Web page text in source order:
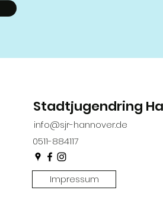
Stadtjugendring
info@sjr-hannover.de
0511-884117
Impressum